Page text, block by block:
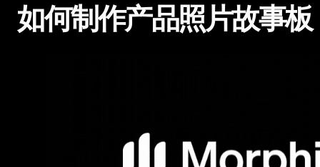
如何制作产品照片故事板